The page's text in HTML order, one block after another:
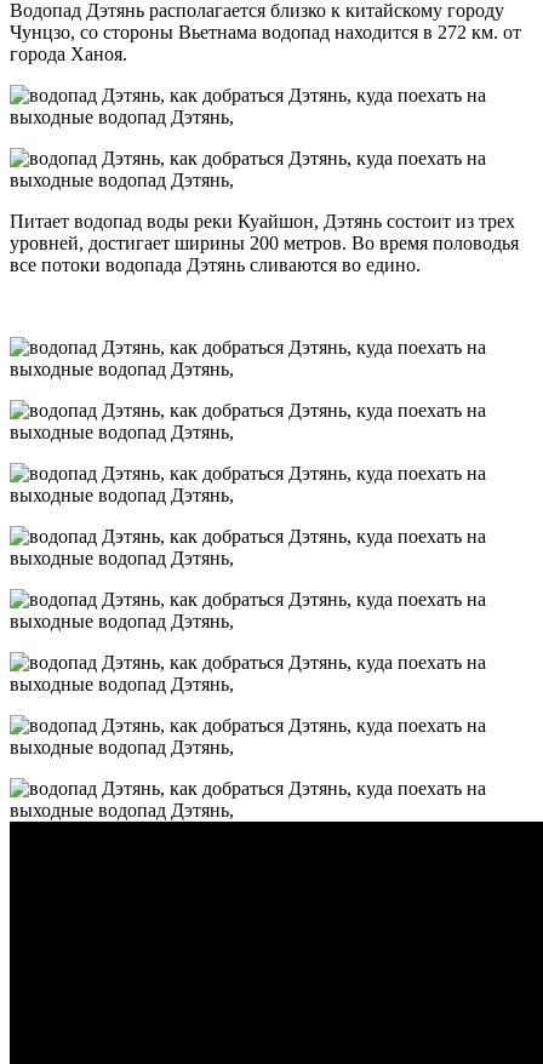
Водопад Дэтянь располагается близко к китайскому городу
Чунцзо, со стороны Вьетнама водопад находится в 272 км. от
города Ханоя.
Питает водопад воды реки Куайшон, Дэтянь состоит из трех
уровней, достигает ширины 200 метров. Во время половодья
все потоки водопада Дэтянь сливаются во едино.